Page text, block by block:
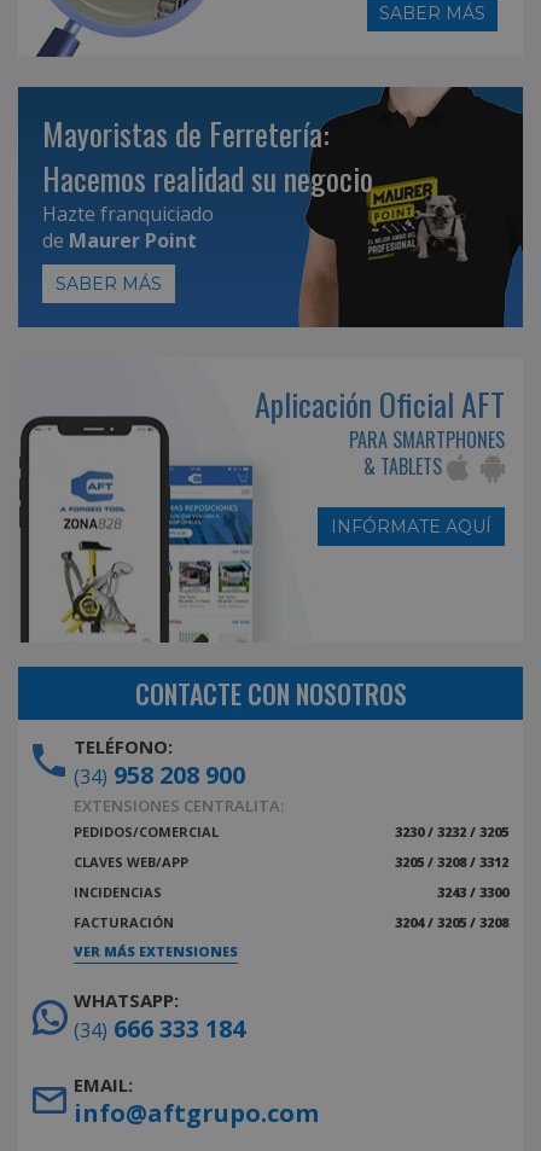
SABER MÁS
Mayoristas de Ferretería:
Hacemos realidad su negocio
Hazte franquiciado
de Maurer Point
SABER MÁS
Aplicación Oficial AFT
PARA SMARTPHONES
& TABLETS
INFÓRMATE AQUÍ
CONTACTE CON NOSOTROS
TELÉFONO:
(34) 958 208 900
EXTENSIONES CENTRALITA:
PEDIDOS/COMERCIAL
3230 / 3232 / 3205
CLAVES WEB/APP
3205 / 3208 / 3312
INCIDENCIAS
3243 / 3300
FACTURACIÓN
3204 / 3205 / 3208
VER MÁS EXTENSIONES
WHATSAPP:
(34) 666 333 184
EMAIL:
info@aftgrupo.com